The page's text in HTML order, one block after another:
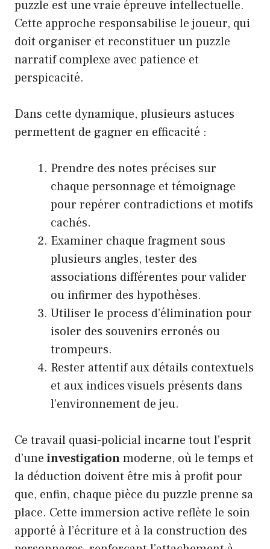
puzzle est une vraie épreuve intellectuelle.
Cette approche responsabilise le joueur, qui
doit organiser et reconstituer un puzzle
narratif complexe avec patience et
perspicacité.
Dans cette dynamique, plusieurs astuces
permettent de gagner en efficacité :
Prendre des notes précises sur
chaque personnage et témoignage
pour repérer contradictions et motifs
cachés.
Examiner chaque fragment sous
plusieurs angles, tester des
associations différentes pour valider
ou infirmer des hypothèses.
Utiliser le process d’élimination pour
isoler des souvenirs erronés ou
trompeurs.
Rester attentif aux détails contextuels
et aux indices visuels présents dans
l’environnement de jeu.
Ce travail quasi-policial incarne tout l’esprit
d’une investigationmoderne, où le temps et
la déduction doivent être mis à profit pour
que, enfin, chaque pièce du puzzle prenne sa
place. Cette immersion active reflète le soin
apporté à l’écriture et à la construction des